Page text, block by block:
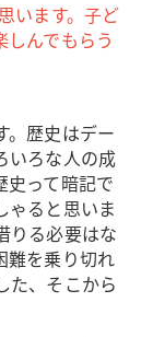
います。子ど
んでもらう
。歴史はデー
いろな人の成
史って暗記で
ゃると思いま
りる必要はな
難を乗り切れ
た、そこから